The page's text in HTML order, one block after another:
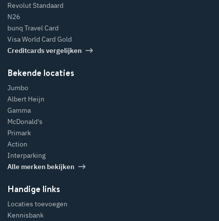
Revolut Standaard
N26
bunq Travel Card
Visa World Card Gold
Creditcards vergelijken
Bekende locaties
Jumbo
Albert Heijn
Gamma
McDonald's
Primark
Action
Interparking
Alle merken bekijken
Handige links
Locaties toevoegen
Kennisbank